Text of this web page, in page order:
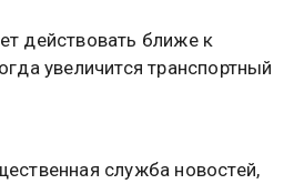
действовать ближе к
увеличится транспортный
служба новостей,